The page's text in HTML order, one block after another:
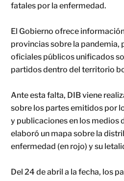
fatales por la enfermedad.
El Gobierno ofrece
provincias sobre la pandemia,
oficiales públicos unificados
partidos dentro del territorio
Ante esta falta, DIB viene
sobre los partes emitidos por
y publicaciones en los medios
elaboró un mapa sobre la
enfermedad (en rojo) y su
Del 24 de abril a la fecha, los